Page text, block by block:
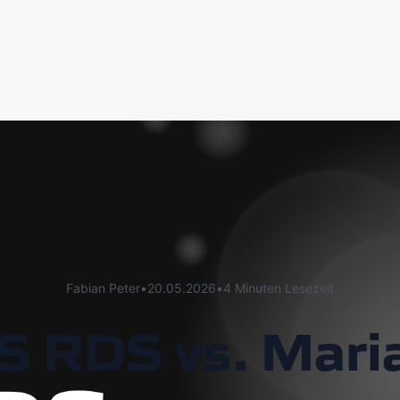
Fabian Peter•20.05.2026•4 Minuten Lesezeit
RDS vs.